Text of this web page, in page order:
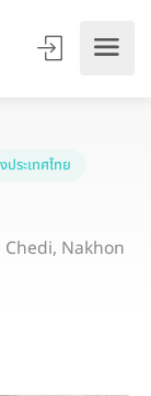
Chedi,